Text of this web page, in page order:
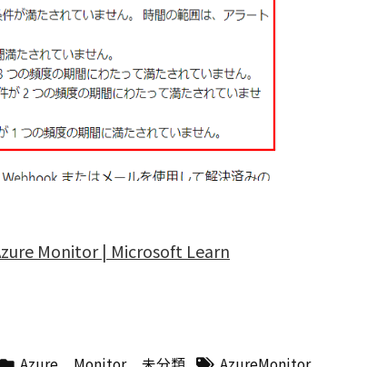
Monitor | Microsoft Learn